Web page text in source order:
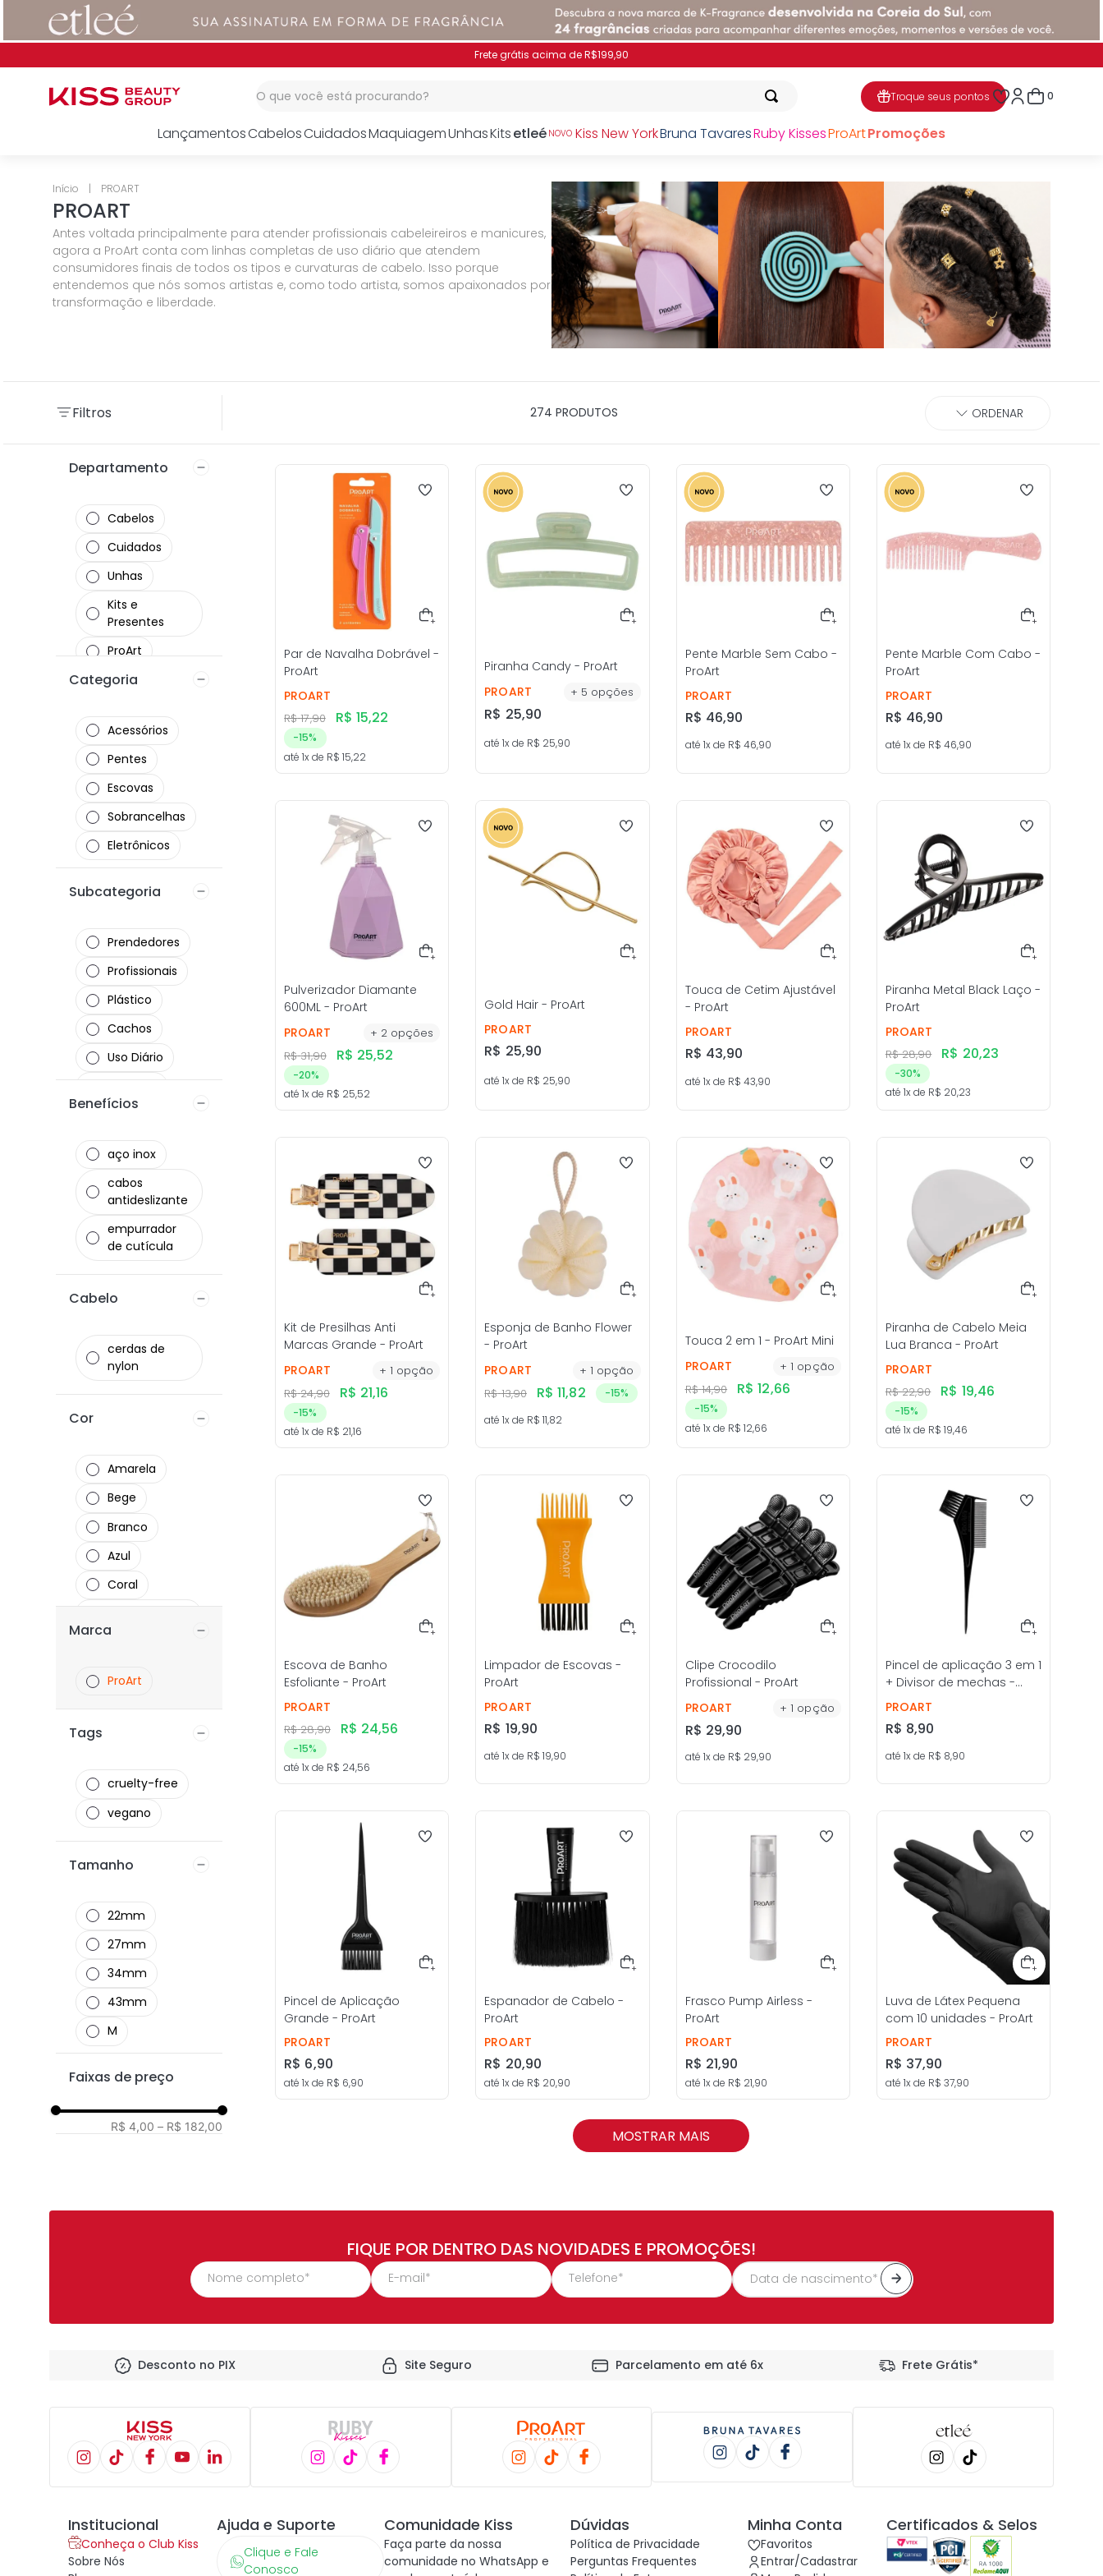
Pague no PIX e ganhe 7% OFF
O que você está procurando?
Troque seus pontos 0
LançamentosCabelosCuidadosMaquiagemUnhasKitsetleé NOVO Kiss New YorkBruna TavaresRuby KissesProArtPromoções
PROART
PROART
Antes voltada principalmente para atender profissionais cabeleireiros e manicures,
agora a ProArt conta com linhas completas de uso diário que atendem
consumidores finais de todos os tipos e curvaturas de cabelo. Isso porque
entendemos que nós somos artistas e, como todo artista, somos apaixonados por
transformação e liberdade.
Filtros
Departamento
Cabelos
Cuidados
Unhas
Kits e
Presentes
ProArt
Maquiagem
Categoria
Acessórios
Pentes
Escovas
Sobrancelhas
Eletrônicos
Subcategoria
Prendedores
Profissionais
Plástico
Cachos
Uso Diário
Toucas
Tesouras
Benefícios
aço inox
cabos
antideslizante
empurrador
de cutícula
Cabelo
cerdas de
nylon
Cor
Amarela
Bege
Branco
Azul
Coral
Nude
Marca
ProArt
Tags
cruelty-free
vegano
Tamanho
22mm
27mm
34mm
43mm
M
Faixas de preço
R$ 4,00 – R$ 182,00
274 PRODUTOS
Par de Navalha Dobrável -
ProArt
PROART
R$ 17,90 R$ 15,22
-15%
até1x de R$ 15,22
Piranha Candy - ProArt
PROART
+ 5 opções
R$ 25,90
até1x de R$ 25,90
Pente Marble Sem Cabo -
ProArt
PROART
R$ 46,90
até 1x de R$ 46,90
Pente Marble Com Cabo -
ProArt
PROART
R$ 46,90
até 1x de R$ 46,90
Pulverizador Diamante
600ML - ProArt
PROART
+ 2opções
R$ 31,90 R$ 25,52
-20%
até1x de R$ 25,52
Gold Hair - ProArt
PROART
R$ 25,90
até1x de R$ 25,90
Touca de Cetim Ajustável
- ProArt
PROART
R$ 43,90
até 1x de R$ 43,90
Piranha Metal Black Laço -
ProArt
PROART
R$ 28,90 R$ 20,23
-30%
até 1x de R$ 20,23
Kit de Presilhas Anti
Marcas Grande - ProArt
PROART
+ 1 opção
R$ 24,90 R$ 21,16
-15%
até1x de R$ 21,16
Esponja de Banho Flower
- ProArt
PROART
+1 opção
R$ 13,90 R$ 11,82 -15%
até1x de R$ 11,82
Touca 2 em 1 - ProArt Mini
PROART
+1 opção
R$ 14,90 R$ 12,66
-15%
até 1x de R$ 12,66
Piranha de Cabelo Meia
Lua Branca - ProArt
PROART
R$ 22,90 R$ 19,46
-15%
até 1x de R$ 19,46
Escova de Banho
Esfoliante - ProArt
PROART
R$ 28,90 R$ 24,56
-15%
até1x de R$ 24,56
Limpador de Escovas -
ProArt
PROART
R$ 19,90
até1x de R$ 19,90
Clipe Crocodilo
Profissional - ProArt
PROART
+1 opção
R$ 29,90
até 1x de R$ 29,90
Pincel de aplicação 3 em 1
+ Divisor de mechas -
ProArt
PROART
R$ 8,90
até 1x de R$ 8,90
Pincel de Aplicação
Grande - ProArt
PROART
R$ 6,90
até1x de R$ 6,90
Espanador de Cabelo -
ProArt
PROART
R$ 20,90
até1x de R$ 20,90
Frasco Pump Airless -
ProArt
PROART
R$ 21,90
até 1x de R$ 21,90
Luva de Látex Pequena
com 10 unidades - ProArt
PROART
R$ 37,90
até 1x de R$ 37,90
MOSTRAR MAIS
FIQUE POR DENTRO DAS NOVIDADES E PROMOÇÕES!
Desconto no PIX Site Seguro Parcelamento em até 6x Frete Grátis*
Institucional
Conheça o Club Kiss
Sobre Nós
Ajuda e Suporte
Clique e Fale
Conosco
Comunidade Kiss
Faça parte da nossa
comunidade no WhatsApp e
Dúvidas
Política de Privacidade
Perguntas Frequentes
Minha Conta
Favoritos
Entrar/Cadastrar
Certificados & Selos
corretivo
2º impress
3º body splash